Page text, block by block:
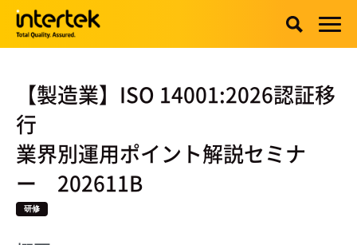
【製造業】ISO 14001:2026認証移
行
業界別運用ポイント解説セミナ
ー 202611B
研修